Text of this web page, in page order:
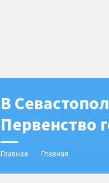
В
Первенство
Главная Главная